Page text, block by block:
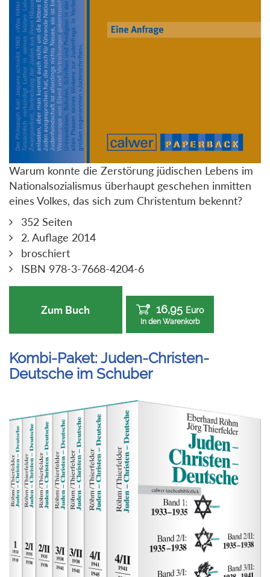
Warum konnte die Zerstörung jüdischen Lebens im
Nationalsozialismus überhaupt geschehen inmitten
eines Volkes, das sich zum Christentum bekennt?
352 Seiten
2. Auflage 2014
broschiert
ISBN 978-3-7668-4204-6
Zum Buch 16,95 Euro
In den Warenkorb
Kombi-Paket: Juden-Christen-
Deutsche im Schuber